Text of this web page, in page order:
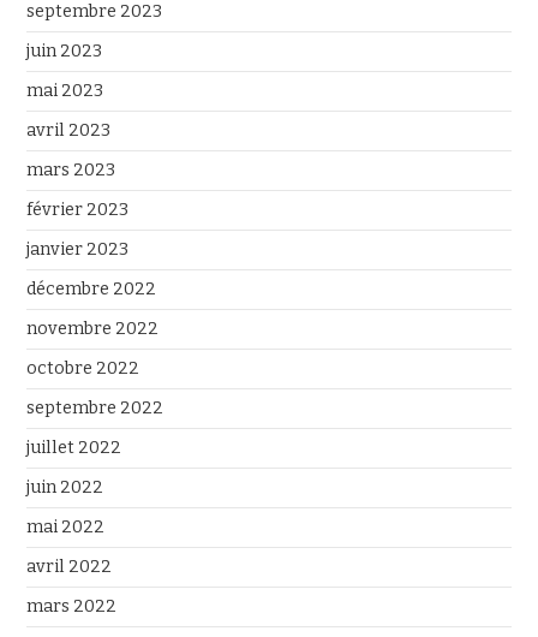
septembre 2023
juin 2023
mai 2023
avril 2023
mars 2023
février 2023
janvier 2023
décembre 2022
novembre 2022
octobre 2022
septembre 2022
juillet 2022
juin 2022
mai 2022
avril 2022
mars 2022